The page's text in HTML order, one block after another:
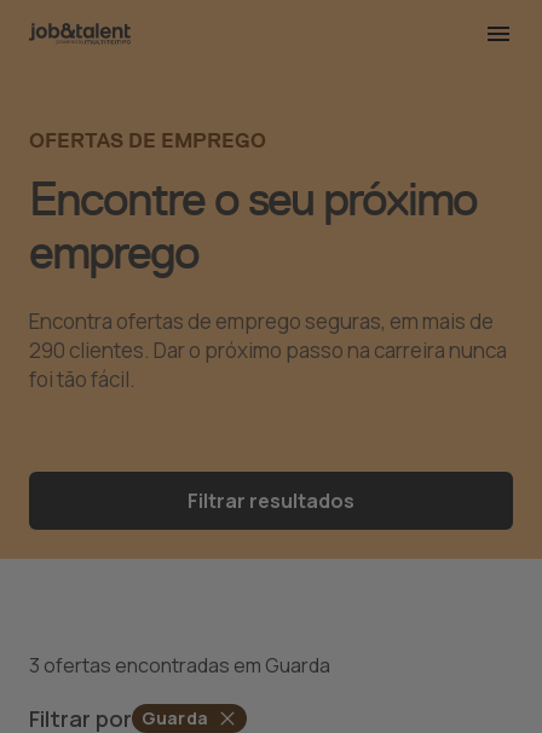
Encontre o seu próximo
emprego
OFERTAS DE EMPREGO
Encontra ofertas de emprego seguras, em mais de
290 clientes. Dar o próximo passo na carreira nunca
foi tão fácil.
Filtrar resultados
3 ofertas encontradas em Guarda
Filtrar por Guarda